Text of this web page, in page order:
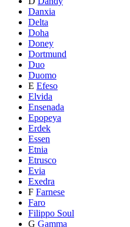
Danxia
Delta
Doha
Doney
Dortmund
Duo
Duomo
E Efeso
Elvida
Ensenada
Epopeya
Erdek
Essen
Etnia
Etrusco
Evia
Exedra
F Farnese
Faro
Filippo Soul
G Gamma